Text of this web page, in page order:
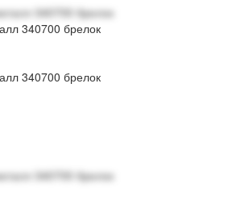
340700 брелок
340700 брелок